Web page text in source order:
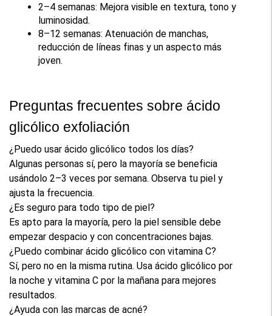
2–4 semanas: Mejora visible en textura, tono y
luminosidad.
8–12 semanas: Atenuación de manchas,
reducción de líneas finas y un aspecto más
joven.
Preguntas frecuentes sobre ácido
glicólico exfoliación
¿Puedo usar ácido glicólico todos los días?
Algunas personas sí, pero la mayoría se beneficia
usándolo 2–3 veces por semana. Observa tu piel y
ajusta la frecuencia.
¿Es seguro para todo tipo de piel?
Es apto para la mayoría, pero la piel sensible debe
empezar despacio y con concentraciones bajas.
¿Puedo combinar ácido glicólico con vitamina C?
Sí, pero no en la misma rutina. Usa ácido glicólico por
la noche y vitamina C por la mañana para mejores
resultados.
¿Ayuda con las marcas de acné?